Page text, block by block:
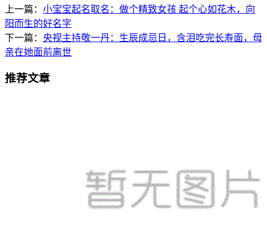
上一篇： 小宝宝起名取名：做个精致女孩 起个心如花木，向
阳而生的好名字
下一篇： 央视主持敬一丹：生辰成忌日，含泪吃完长寿面，母
亲在她面前离世
推荐文章